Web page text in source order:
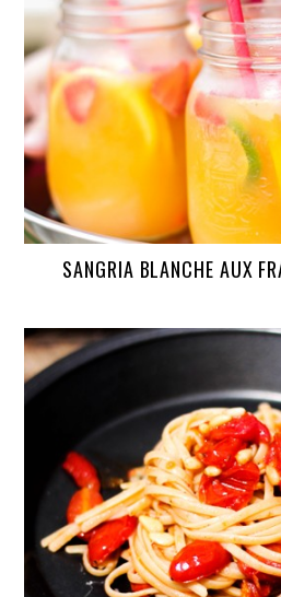
SANGRIA BLANCHE AUX